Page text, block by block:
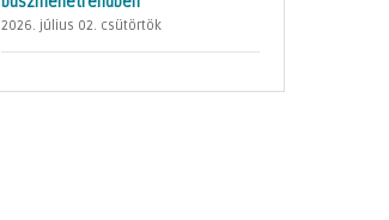
2026. július 02. csütörtök